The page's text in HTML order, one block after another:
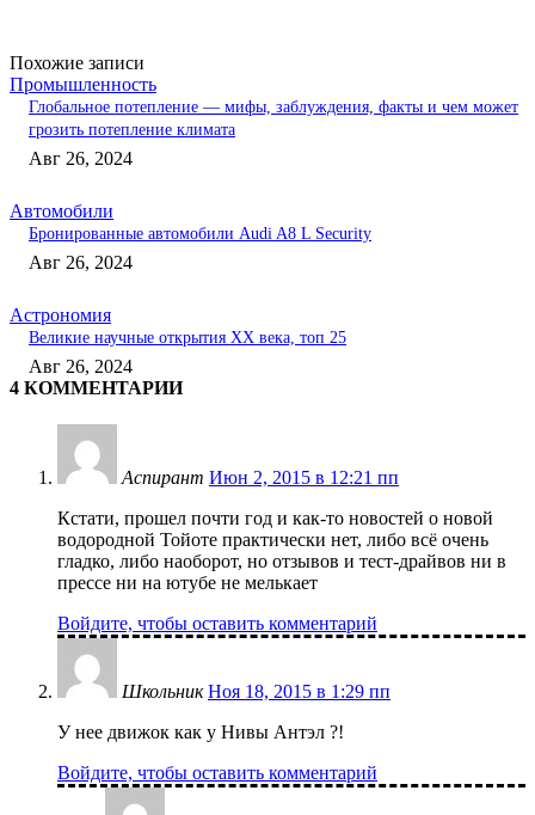
Похожие записи
Промышленность
Глобальное потепление — мифы, заблуждения, факты и чем может
грозить потепление климата
Авг 26, 2024
Автомобили
Бронированные автомобили Audi A8 L Security
Авг 26, 2024
Астрономия
Великие научные открытия XX века, топ 25
Авг 26, 2024
4 КОММЕНТАРИИ
Аспирант Июн 2, 2015 в 12:21 пп
Кстати, прошел почти год и как-то новостей о новой
водородной Тойоте практически нет, либо всё очень
гладко, либо наоборот, но отзывов и тест-драйвов ни в
прессе ни на ютубе не мелькает
Войдите, чтобы оставить комментарий
Школьник Ноя 18, 2015 в 1:29 пп
У нее движок как у Нивы Антэл ?!
Войдите, чтобы оставить комментарий